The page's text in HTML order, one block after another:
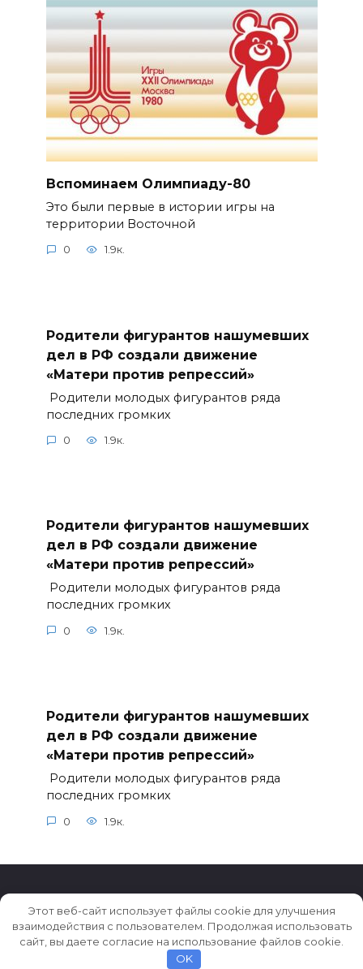
Вспоминаем Олимпиаду-80
Это были первые в истории игры на
территории Восточной
0 1.9к.
Родители фигурантов нашумевших
дел в РФ создали движение
«Матери против репрессий»
Родители молодых фигурантов ряда
последних громких
0 1.9к.
Родители фигурантов нашумевших
дел в РФ создали движение
«Матери против репрессий»
Родители молодых фигурантов ряда
последних громких
0 1.9к.
Родители фигурантов нашумевших
дел в РФ создали движение
«Матери против репрессий»
Родители молодых фигурантов ряда
последних громких
0 1.9к.
© 2026 Истории ★ Новости ★ Факты ★ Очерки
Этот веб-сайт использует файлы cookie для улучшения
взаимодействия с пользователем. Продолжая использовать
сайт, вы даете согласие на использование файлов cookie.
OK